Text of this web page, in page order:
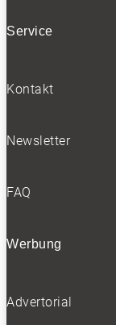
Service
Kontakt
Newsletter
FAQ
Werbung
Advertorial